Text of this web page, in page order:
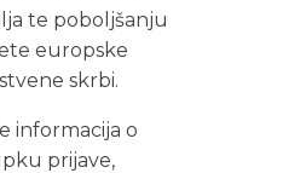
te poboljšanju
europske
skrbi.
informacija o
prijave,